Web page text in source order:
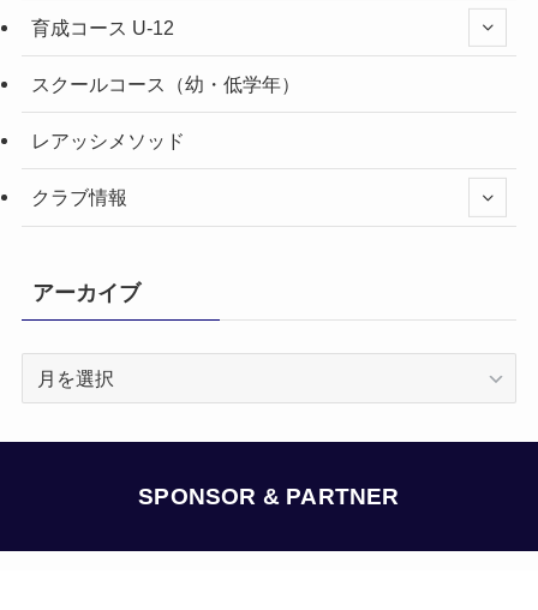
育成コース U-12
スクールコース（幼・低学年）
レアッシメソッド
クラブ情報
アーカイブ
SPONSOR & PARTNER